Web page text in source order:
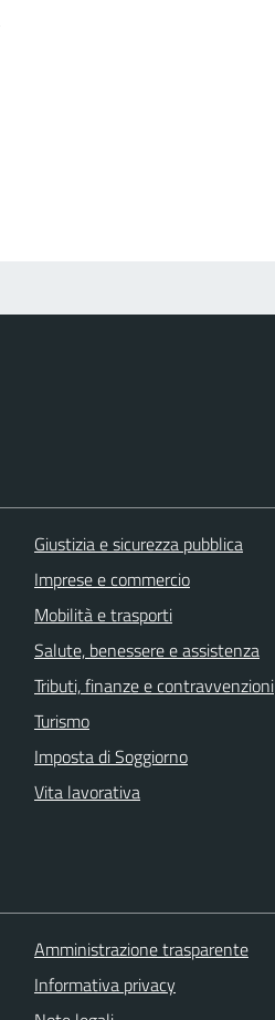
Giustizia e sicurezza pubblica
Imprese e commercio
Mobilità e trasporti
Salute, benessere e assistenza
Tributi, finanze e contravvenzioni
Turismo
Imposta di Soggiorno
Vita lavorativa
Amministrazione trasparente
Informativa privacy